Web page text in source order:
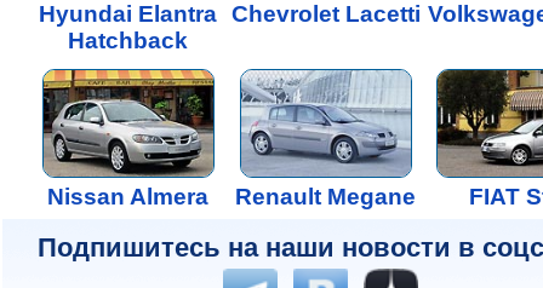
Hyundai Elantra
Hatchback
Chevrolet Lacetti
Nissan Almera Renault Megane FIAT
Подпишитесь на наши новости в